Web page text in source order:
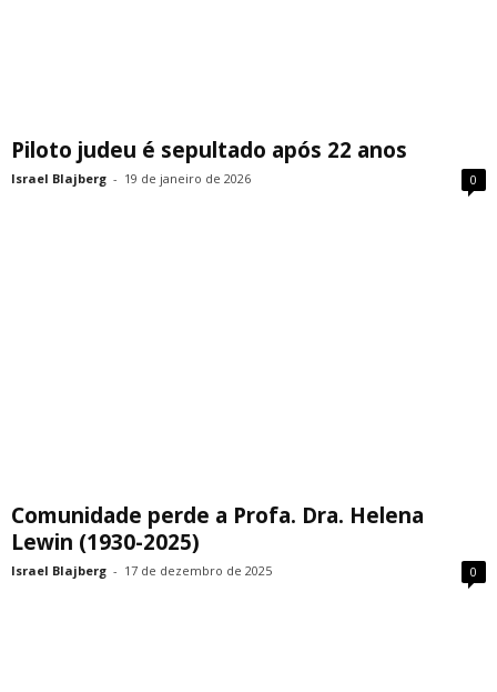
Piloto judeu é sepultado após 22 anos
Israel Blajberg - 19 de janeiro de 2026 0
Comunidade perde a Profa. Dra. Helena
Lewin (1930-2025)
Israel Blajberg - 17 de dezembro de 2025 0